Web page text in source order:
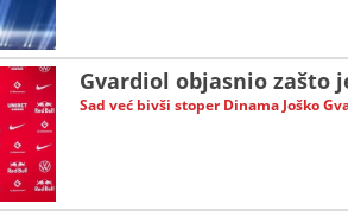
Gvardiol objasnio zašto
Sad već bivši stoper Dinama Joško